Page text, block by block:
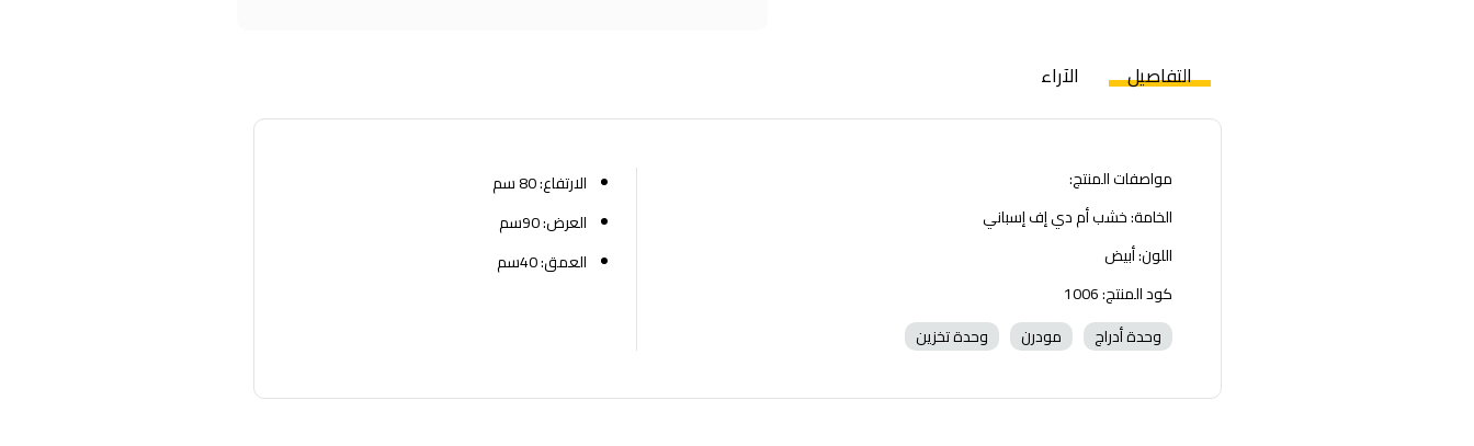
التفاصيل الآراء
مواصفات المنتج:
الخامة: خشب أم دي إف إسباني
اللون: أبيض
كود المنتج: 1006
وحدة أدراج
مودرن وحدة تخزين
الارتفاع: 80 سم
العرض: 90سم
العمق: 40سم